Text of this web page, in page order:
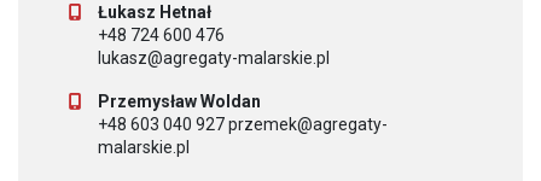
Łukasz Hetnał
+48 724 600 476
lukasz@agregaty-malarskie.pl
Przemysław Woldan
+48 603 040 927 przemek@agregaty-
malarskie.pl